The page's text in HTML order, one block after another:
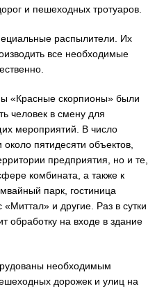
и пешеходных тротуаров.
распылители. Их
все необходимые
«Красные скорпионы» были
человек в смену для
мероприятий. В число
пятидесяти объектов,
предприятия, но и те,
комбината, а также к
парк, гостиница
и другие. Раз в сутки
обработку на входе в здание
необходимым
дорожек и улиц на